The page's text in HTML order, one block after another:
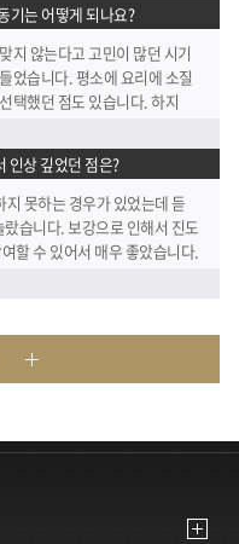
기는 어떻게 되나요?
지 않는다고 고민이 많던 시기
었습니다. 평소에 요리에 소질
택했던 점도 있습니다. 하지
했습니다. 무작정 인터넷에 검
있던 고민에 대해 진지하게 들
.
인상 깊었던 점은?
못하는 경우가 있었는데 듣
습니다. 보강으로 인해서 진도
할 수 있어서 매우 좋았습니다.